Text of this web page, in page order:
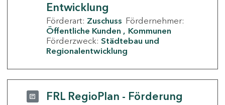
Entwicklung
Förderart: Zuschuss Fördernehmer:
Öffentliche Kunden
Kommunen
Förderzweck: Städtebau und
Regionalentwicklung
FRL RegioPlan - Förderung